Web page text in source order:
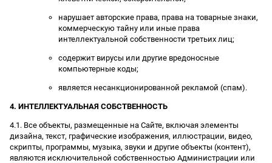
нарушает авторские права, права на товарные знаки,
коммерческую тайну или иные права
интеллектуальной собственности третьих лиц;
содержит вирусы или другие вредоносные
компьютерные коды;
является несанкционированной рекламой (спам).
4. ИНТЕЛЛЕКТУАЛЬНАЯ СОБСТВЕННОСТЬ
4.1. Все объекты, размещенные на Сайте, включая элементы
дизайна, текст, графические изображения, иллюстрации, видео,
скрипты, программы, музыка, звуки и другие объекты (контент),
являются исключительной собственностью Администрации или